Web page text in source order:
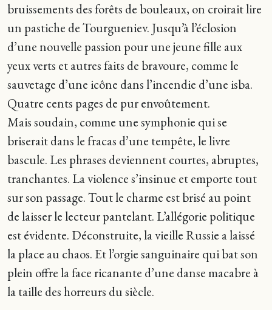
bruissements des forêts de bouleaux, on croirait lire
un pastiche de Tourgueniev. Jusqu’à l’éclosion
d’une nouvelle passion pour une jeune fille aux
yeux verts et autres faits de bravoure, comme le
sauvetage d’une icône dans l’incendie d’une isba.
Quatre cents pages de pur envoûtement.
Mais soudain, comme une symphonie qui se
briserait dans le fracas d’une tempête, le livre
bascule. Les phrases deviennent courtes, abruptes,
tranchantes. La violence s’insinue et emporte tout
sur son passage. Tout le charme est brisé au point
de laisser le lecteur pantelant. L’allégorie politique
est évidente. Déconstruite, la vieille Russie a laissé
la place au chaos. Et l’orgie sanguinaire qui bat son
plein offre la face ricanante d’une danse macabre à
la taille des horreurs du siècle.